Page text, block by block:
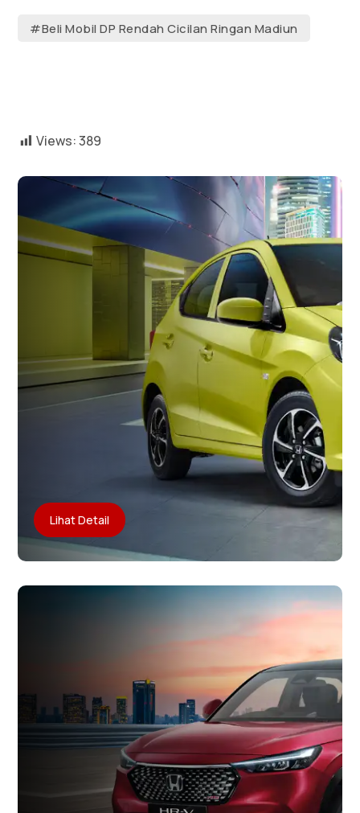
#Beli Mobil DP Rendah Cicilan Ringan Madiun
Views: 389
Lihat Detail